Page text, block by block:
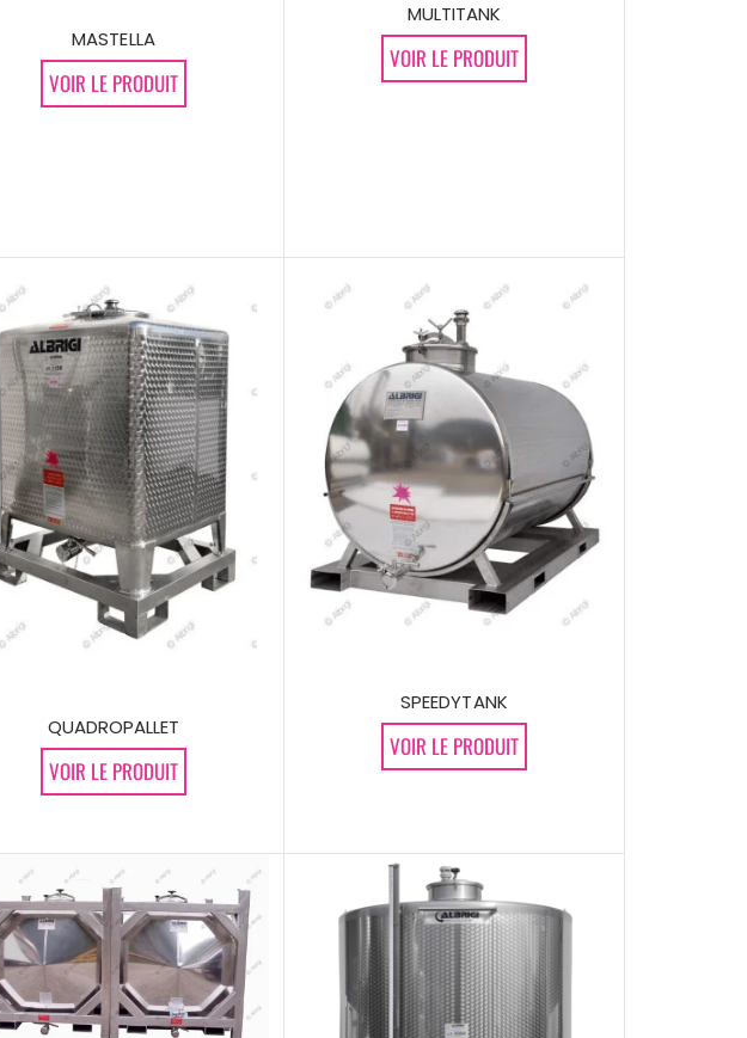
MASTELLA
VOIR LE PRODUIT
MULTITANK
VOIR LE PRODUIT
QUADROPALLET
VOIR LE PRODUIT
SPEEDYTANK
VOIR LE PRODUIT